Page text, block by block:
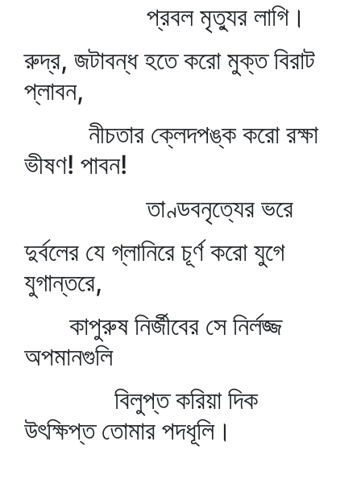
প্রবল মৃত্যুর লাগি।
রুদ্র, জটাবন্ধ হতে করো মুক্ত বিরাট
প্লাবন,
নীচতার ক্লেদপঙ্ক করো রক্ষা
ভীষণ! পাবন!
তাণ্ডবনৃত্যের ভরে
দুর্বলের যে গ্লানিরে চূর্ণ করো যুগে
যুগান্তরে,
কাপুরুষ নির্জীবের সে নির্লজ্জ
অপমানগুলি
বিলুপ্ত করিয়া দিক
উৎক্ষিপ্ত তোমার পদধূলি।